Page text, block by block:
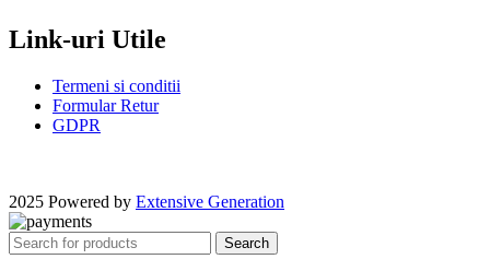
Link-uri Utile
Termeni si conditii
Formular Retur
GDPR
2025 Powered by Extensive Generation
Search